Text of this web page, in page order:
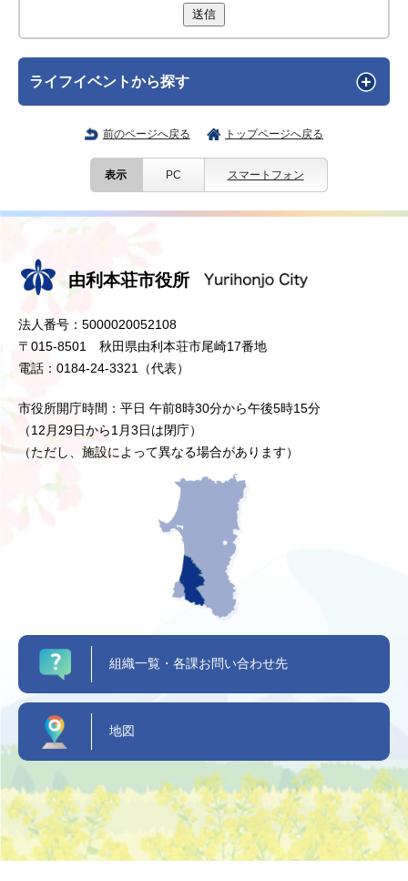
送信
ライフイベントから探す
前のページへ戻る トップページへ戻る
表示 PC スマートフォン
由利本荘市役所
法人番号：5000020052108
〒015-8501 秋田県由利本荘市尾崎17番地
電話：0184-24-3321（代表）
市役所開庁時間：平日 午前8時30分から午後5時15分
（12月29日から1月3日は閉庁）
（ただし、施設によって異なる場合があります）
組織一覧・各課お問い合わせ先
地図